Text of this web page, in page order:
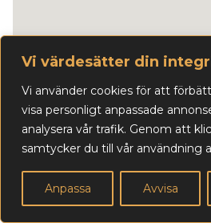
Vi värdesätter din
Vi använder cookies för att
visa personligt anpassade
analysera vår trafik. Genom att
samtycker du till vår användning
Anpassa Avvisa